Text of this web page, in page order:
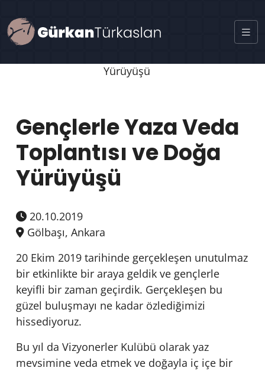
Gençlerle Yaza Veda
Toplantısı ve Doğa
Yürüyüşü
20.10.2019
Gölbaşı, Ankara
20 Ekim 2019 tarihinde gerçekleşen unutulmaz
bir etkinlikte bir araya geldik ve gençlerle
keyifli bir zaman geçirdik. Gerçekleşen bu
güzel buluşmayı ne kadar özlediğimizi
hissediyoruz.
Bu yıl da Vizyonerler Kulübü olarak yaz
mevsimine veda etmek ve doğayla iç içe bir